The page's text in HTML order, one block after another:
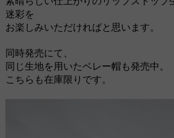
迷彩を
お楽しみいただければと思います。
同時発売にて、
同じ生地を用いたベレー帽も発売中。
こちらも在庫限りです。